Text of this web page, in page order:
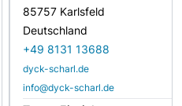
85757 Karlsfeld
Deutschland
+49 8131 13688
dyck-scharl.de
info@dyck-scharl.de